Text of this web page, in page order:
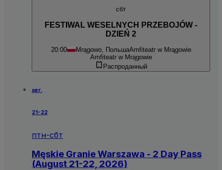
сбт
FESTIWAL WESELNYCH PRZEBOJÓW -
DZIEŃ 2
20:00 Mrągowo, ПольшаAmfiteatr w Mrągowie
Amfiteatr w Mrągowie
Распроданный
авг.
21-22
птн-сбт
Męskie Granie Warszawa - 2 Day Pass
(August 21-22, 2026)